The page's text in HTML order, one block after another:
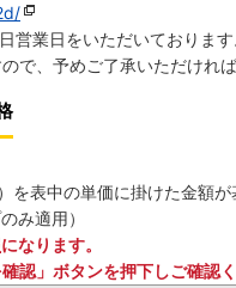
営業日をいただいておりま
で、予めご了承いただけれ
を表中の単価に掛けた金額
み適用）
になります。
認」ボタンを押下しご確認